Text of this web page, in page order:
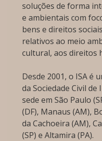
soluções de forma
e ambientais com
bens e direitos
relativos ao meio
cultural, aos direitos
Desde 2001, o ISA é
da Sociedade Civil
sede em São Paulo
(DF), Manaus (AM),
da Cachoeira (AM),
(SP) e Altamira (PA).